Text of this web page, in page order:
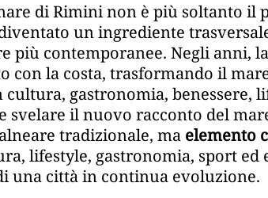
di Rimini non è più soltanto il
un ingrediente
più contemporanee. Negli anni,
con la costa, trasformando il
cultura, gastronomia, benessere,
svelare il nuovo racconto del
tradizionale, ma elemento
lifestyle, gastronomia, sport
una città in continua evoluzione.